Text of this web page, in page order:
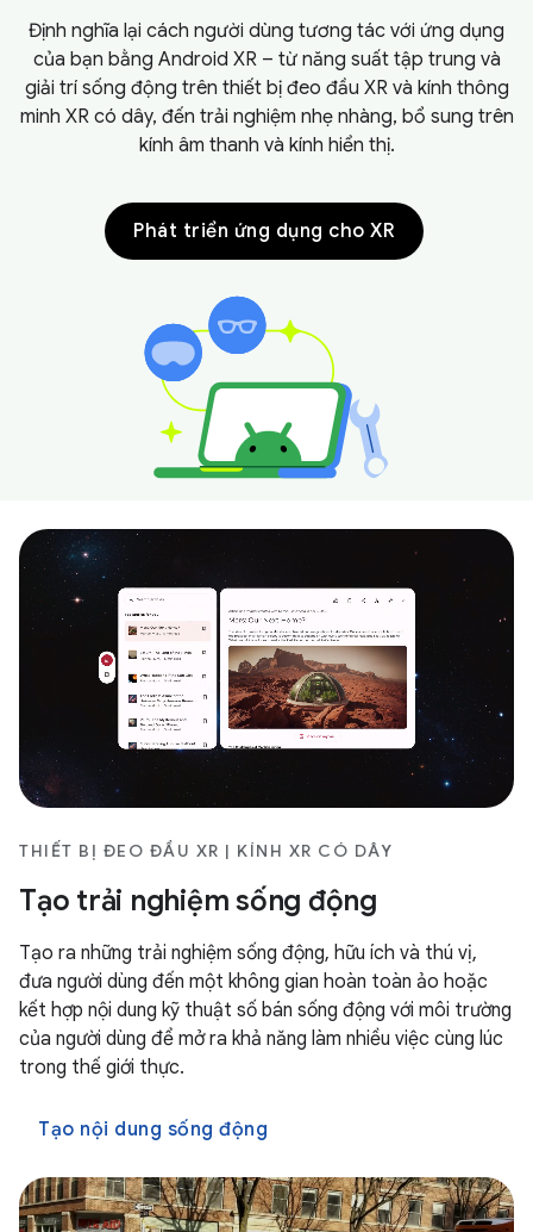
Định nghĩa lại cách người dùng tương tác với ứng dụng
của bạn bằng Android XR – từ năng suất tập trung và
giải trí sống động trên thiết bị đeo đầu XR và kính thông
minh XR có dây, đến trải nghiệm nhẹ nhàng, bổ sung trên
kính âm thanh và kính hiển thị.
Phát triển ứng dụng cho XR
THIẾT BỊ ĐEO ĐẦU XR | KÍNH XR CÓ DÂY
Tạo trải nghiệm sống động
Tạo ra những trải nghiệm sống động, hữu ích và thú vị,
đưa người dùng đến một không gian hoàn toàn ảo hoặc
kết hợp nội dung kỹ thuật số bán sống động với môi trường
của người dùng để mở ra khả năng làm nhiều việc cùng lúc
trong thế giới thực.
Tạo nội dung sống động